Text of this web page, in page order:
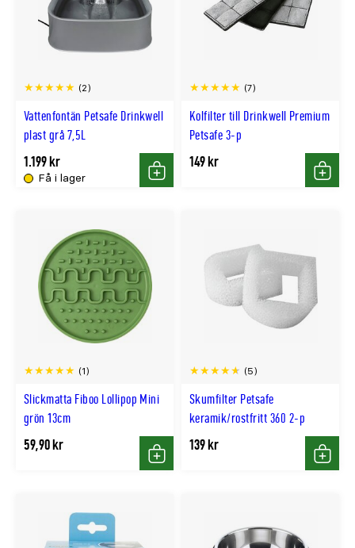
Vattenfontän Petsafe Drinkwell
plast grå 7,5L
(2)
Få i lager
1.199 kr
Köp
Kolfilter till Drinkwell Premium
Petsafe 3-p
(7)
149 kr
Köp
Slickmatta Fiboo Lollipop Mini
grön 13cm
(1)
59,90 kr
Köp
Skumfilter Petsafe
keramik/rostfritt 360 2-p
(5)
139 kr
Köp